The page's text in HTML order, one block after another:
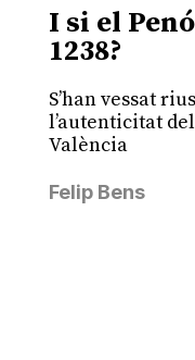
I si el
1238?
S’han vessat
l’autenticitat
València
Felip Bens